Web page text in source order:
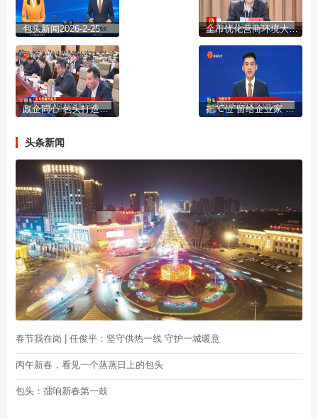
包头新闻2026-2-25 全市优化营商环境大会召开
政企同心 包头打造营商环境“强磁场” 把“C位”留给企业家 把发展写在春天里
头条新闻
春节我在岗 | 任俊平：坚守供热一线 守护一城暖意
丙午新春，看见一个蒸蒸日上的包头
包头：擂响新春第一鼓